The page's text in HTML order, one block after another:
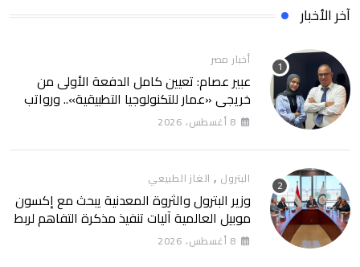
آخر الأخبار
أخبار مصر
عبير عصام: تعيين كامل الدفعة الأولى من
خريجي «عمار للتكنولوجيا التطبيقية».. ورواتب
تصل إلى 13 ألف جنيه
8 أغسطس، 2026
البترول , الغاز الطبيعي
وزير البترول والثروة المعدنية يبحث مع إكسون
موبيل العالمية آليات تنفيذ مذكرة التفاهم لربط
اكتشافات الشركة في قبرص بالبنية التحتية
المصرية
8 أغسطس، 2026